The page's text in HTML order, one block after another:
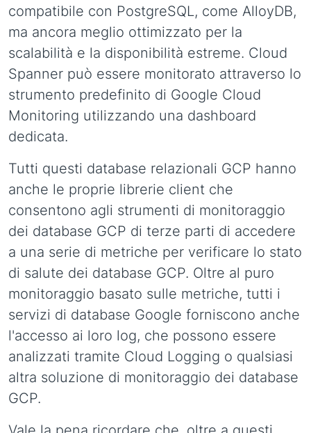
compatibile con PostgreSQL, come AlloyDB,
ma ancora meglio ottimizzato per la
scalabilità e la disponibilità estreme. Cloud
Spanner può essere monitorato attraverso lo
strumento predefinito di Google Cloud
Monitoring utilizzando una dashboard
dedicata.
Tutti questi database relazionali GCP hanno
anche le proprie librerie client che
consentono agli strumenti di monitoraggio
dei database GCP di terze parti di accedere
a una serie di metriche per verificare lo stato
di salute dei database GCP. Oltre al puro
monitoraggio basato sulle metriche, tutti i
servizi di database Google forniscono anche
l'accesso ai loro log, che possono essere
analizzati tramite Cloud Logging o qualsiasi
altra soluzione di monitoraggio dei database
GCP.